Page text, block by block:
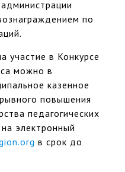
по
участие в Конкурсе
можно в
казенное
повышения
педагогических
электронный
в срок до